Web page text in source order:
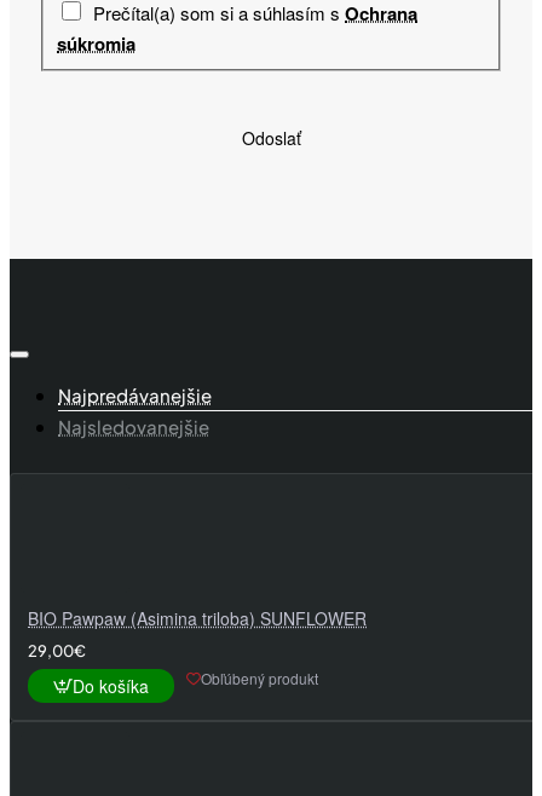
Prečítal(a) som si a súhlasím sOchrana
súkromia
Odoslať
Najpredávanejšie
Najsledovanejšie
BIO Pawpaw (Asimina triloba) SUNFLOWER
29,00€
Do košíka Obľúbený produkt